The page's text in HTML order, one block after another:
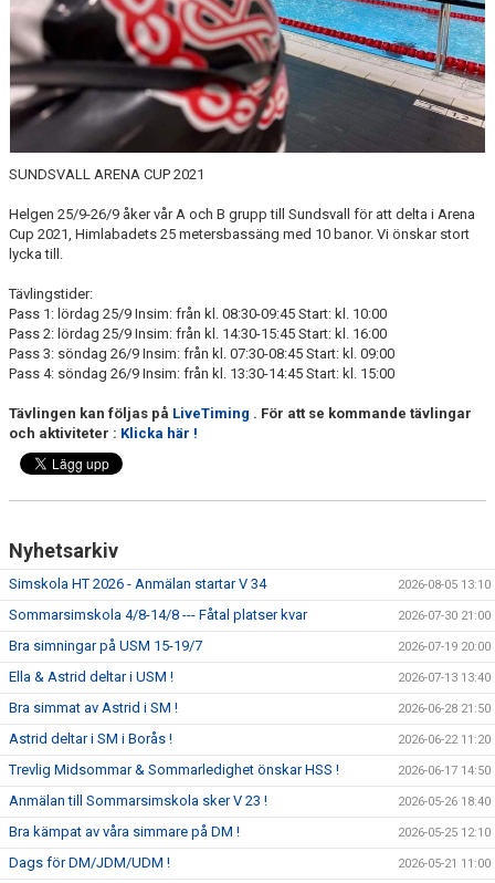
SUNDSVALL ARENA CUP 2021
Helgen 25/9-26/9 åker vår A och B grupp till Sundsvall för att delta i Arena
Cup 2021, Himlabadets 25 metersbassäng med 10 banor. Vi önskar stort
lycka till.
Tävlingstider:
Pass 1: lördag 25/9 Insim: från kl. 08:30-09:45 Start: kl. 10:00
Pass 2: lördag 25/9 Insim: från kl. 14:30-15:45 Start: kl. 16:00
Pass 3: söndag 26/9 Insim: från kl. 07:30-08:45 Start: kl. 09:00
Pass 4: söndag 26/9 Insim: från kl. 13:30-14:45 Start: kl. 15:00
Tävlingen kan följas på LiveTiming . För att se kommande tävlingar
och aktiviteter : Klicka här !
Nyhetsarkiv
Simskola HT 2026 - Anmälan startar V 34 2026-08-05 13:10
Sommarsimskola 4/8-14/8 --- Fåtal platser kvar 2026-07-30 21:00
Bra simningar på USM 15-19/7 2026-07-19 20:00
Ella & Astrid deltar i USM ! 2026-07-13 13:40
Bra simmat av Astrid i SM ! 2026-06-28 21:50
Astrid deltar i SM i Borås ! 2026-06-22 11:20
Trevlig Midsommar & Sommarledighet önskar HSS ! 2026-06-17 14:50
Anmälan till Sommarsimskola sker V 23 ! 2026-05-26 18:40
Bra kämpat av våra simmare på DM ! 2026-05-25 12:10
Dags för DM/JDM/UDM ! 2026-05-21 11:00